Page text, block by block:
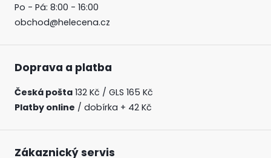
Po - Pá: 8:00 - 16:00
obchod@helecena.cz
Doprava a platba
Česká pošta 132 Kč / GLS 165 Kč
Platby online / dobírka + 42 Kč
Zákaznický servis